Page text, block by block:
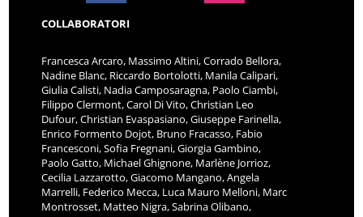
COLLABORATORI
Francesca Arcaro, Massimo Altini, Corrado Bellora,
Nadine Blanc, Riccardo Bortolotti, Manila Calipari,
Giulia Calisti, Nadia Camposaragna, Paolo Ciambi,
Filippo Clermont, Carol Di Vito, Christian Leo
Dufour, Christian Evaspasiano, Giuseppe Farinella,
Enrico Formento Dojot, Bruno Fracasso, Fabio
Francesconi, Sofia Fregnani, Giorgia Gambino,
Paolo Gatto, Michael Ghignone, Marlène Jorrioz,
Cecilia Lazzarotto, Giacomo Mangano, Angela
Marrelli, Federico Mecca, Luca Mauro Melloni, Marc
Montrosset, Matteo Nigra, Sabrina Olibano,